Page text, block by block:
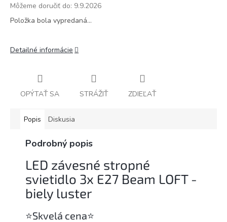
Môžeme doručiť do: 9.9.2026
Položka bola vypredaná…
Detailné informácie
OPÝTAŤ SA STRÁŽIŤ ZDIEĽAŤ
Popis Diskusia
Podrobný popis
LED závesné stropné
svietidlo 3x E27 Beam LOFT -
biely luster
⭐️Skvelá cena⭐️